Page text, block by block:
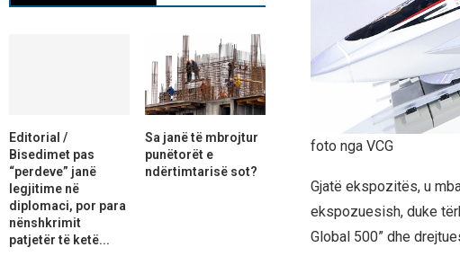
foto nga VCG
Gjatë ekspozitës, u
ekspozuesish, duke
Global 500” dhe
Editorial /
Bisedimet pas
“perdeve” janë
legjitime në
diplomaci, por para
nënshkrimit
patjetër të ketë...
Sa janë të mbrojtur
punëtorët e
ndërtimtarisë sot?